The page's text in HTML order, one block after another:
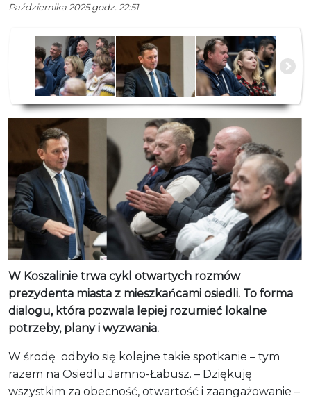
Października 2025 godz. 22:51
W Koszalinie trwa cykl otwartych rozmów
prezydenta miasta z mieszkańcami osiedli. To forma
dialogu, która pozwala lepiej rozumieć lokalne
potrzeby, plany i wyzwania.
W środę odbyło się kolejne takie spotkanie – tym
razem na Osiedlu Jamno-Łabusz. – Dziękuję
wszystkim za obecność, otwartość i zaangażowanie –